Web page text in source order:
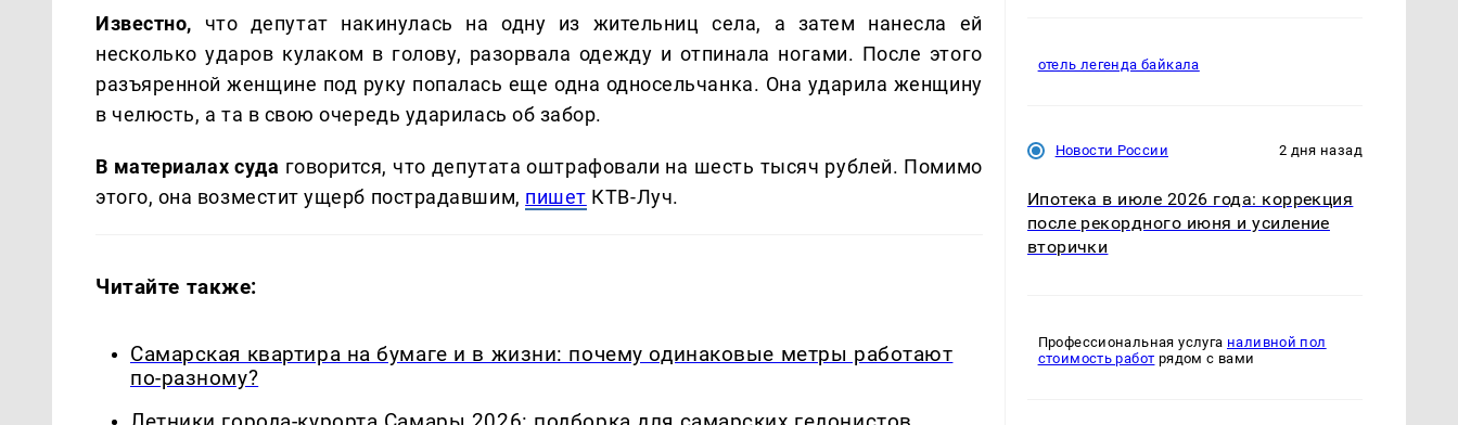
Известно, что депутат накинулась на одну из жительниц села, а затем нанесла ей
несколько ударов кулаком в голову, разорвала одежду и отпинала ногами. После этого
разъяренной женщине под руку попалась еще одна односельчанка. Она ударила женщину
в челюсть, а та в свою очередь ударилась об забор.
В материалах суда говорится, что депутата оштрафовали на шесть тысяч рублей. Помимо
этого, она возместит ущерб пострадавшим, пишет КТВ-Луч.
Читайте также:
Самарская квартира на бумаге и в жизни: почему одинаковые метры работают
по-разному?
отель легенда байкала
Новости России 2 дня назад
Ипотека в июле 2026 года: коррекция
после рекордного июня и усиление
вторички
Профессиональная услуга наливной пол
стоимость работ рядом с вами